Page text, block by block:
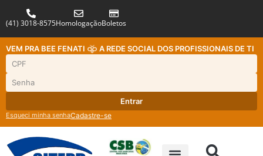
(41) 3018-8575HomologaçãoBoletos
VEM PRA BEE FENATI A REDE SOCIAL DOS PROFISSIONAIS DE TI
Entrar
Esqueci minha senhaCadastre-se